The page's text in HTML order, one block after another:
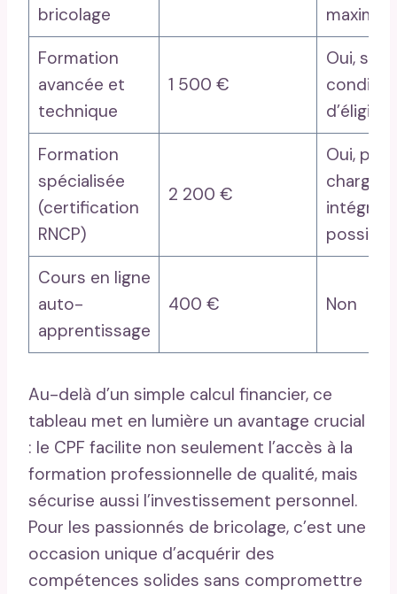
bricolage
Formation
avancée et
technique
1 500 €
Oui, sous
Formation
spécialisée
(certification
RNCP)
2 200 €
Oui,
charge
intégrale
possible
Cours en ligne
auto-
apprentissage
400 € Non
Au-delà d’un simple calcul financier, ce
tableau met en lumière un avantage crucial
: le CPF facilite non seulement l’accès à la
formation professionnelle de qualité, mais
sécurise aussi l’investissement personnel.
Pour les passionnés de bricolage, c’est une
occasion unique d’acquérir des
compétences solides sans compromettre